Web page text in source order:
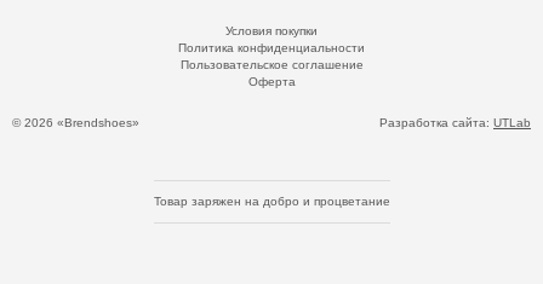
© 2026 «Brendshoes»
Условия покупки
Политика конфиденциальности
Пользовательское соглашение
Оферта
Разработка сайта: UTLab
Товар заряжен на добро и процветание